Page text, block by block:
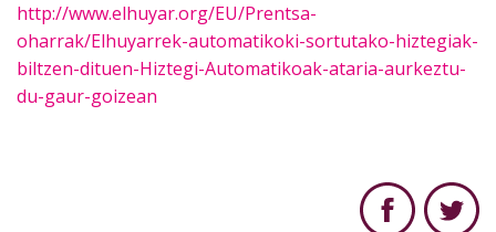
http://www.elhuyar.org/EU/Prentsa-
oharrak/Elhuyarrek-automatikoki-sortutako-hiztegiak-
biltzen-dituen-Hiztegi-Automatikoak-ataria-aurkeztu-
du-gaur-goizean